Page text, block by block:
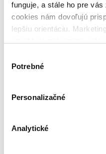
funguje, a stále ho pre
cookies nám dovoľujú
lepšiu orientáciu.
keby sme mohli používať
súhlasu
Potrebné
Personalizačné
Analytické